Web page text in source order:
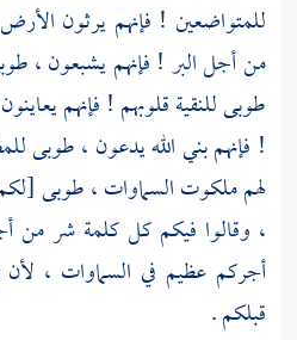
للمتواضعين ! فإنهم يرثون
من أجل البر ! فإنهم يشبعون ،
طوبى للنقية قلوبهم ! فإنهم
! فإنهم بني الله يدعون ، طوبى
، وقالوا فيكم كل كلمة شر من
أجركم عظيم في السماوات ، لأن
قبلكم .